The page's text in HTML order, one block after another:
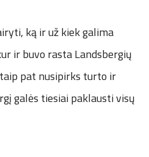
ką ir už kiek galima
ir buvo rasta Landsbergių
pat nusipirks turto ir
galės tiesiai paklausti visų